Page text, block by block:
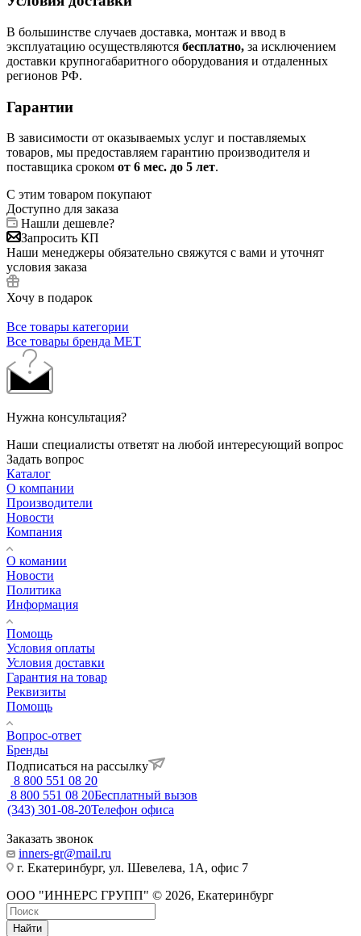
В большинстве случаев доставка, монтаж и ввод в
эксплуатацию осуществляются бесплатно, за исключением
доставки крупногабаритного оборудования и отдаленных
регионов РФ.
Гарантии
В зависимости от оказываемых услуг и поставляемых
товаров, мы предоставляем гарантию производителя и
поставщика сроком от 6 мес. до 5 лет.
С этим товаром покупают
Доступно для заказа
Нашли дешевле?
Запросить КП
Наши менеджеры обязательно свяжутся с вами и уточнят
условия заказа
Хочу в подарок
Все товары категории
Все товары бренда МЕТ
Нужна консультация?
Наши специалисты ответят на любой интересующий вопрос
Задать вопрос
Каталог
О компании
Производители
Новости
Компания
О комании
Новости
Политика
Информация
Помощь
Условия оплаты
Условия доставки
Гарантия на товар
Реквизиты
Помощь
Вопрос-ответ
Бренды
Подписаться на рассылку
8 800 551 08 20
8 800 551 08 20Бесплатный вызов
(343) 301-08-20Телефон офиса
Заказать звонок
inners-gr@mail.ru
г. Екатеринбург, ул. Шевелева, 1А, офис 7
ООО "ИННЕРС ГРУПП" © 2026, Екатеринбург
Найти